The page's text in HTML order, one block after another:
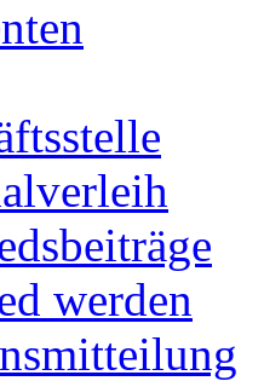
werden